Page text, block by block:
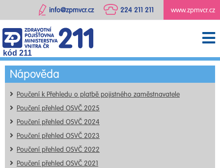
www.zpmvcr.cz
224 211 211
info@zpmvcr.cz
kód 211
Nápověda
Poučení k Přehledu o platbě pojistného zaměstnavatele
Poučení přehled OSVČ 2025
Poučení přehled OSVČ 2024
Poučení přehled OSVČ 2023
Poučení přehled OSVČ 2022
Poučení přehled OSVČ 2021